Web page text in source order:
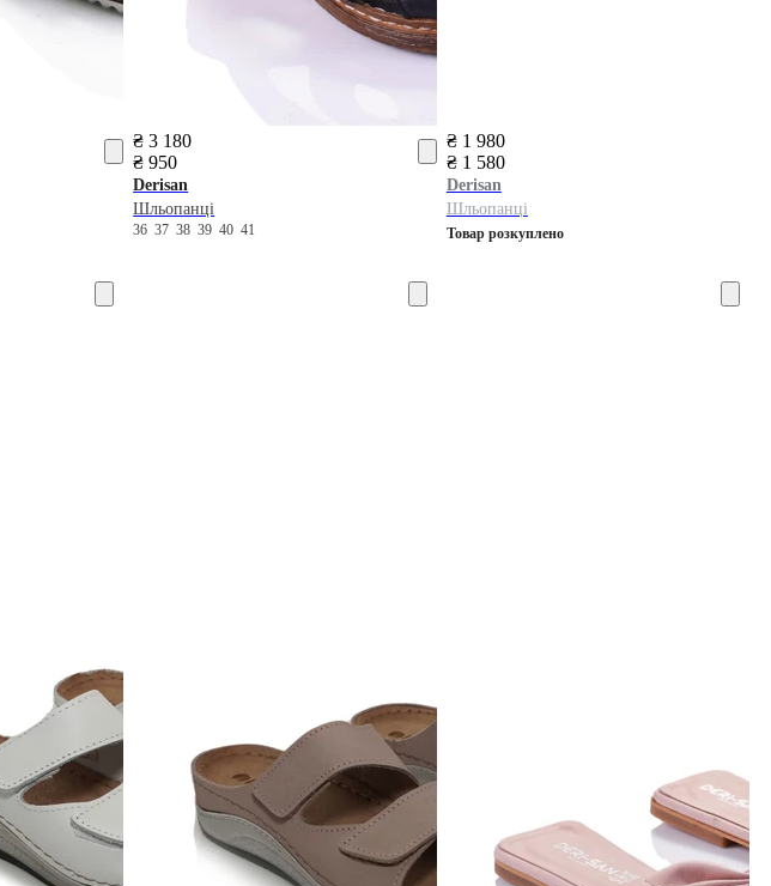
₴ 3 180
₴ 950
Derisan
Шльопанці
363738394041
₴ 1 980
₴ 1 580
Derisan
Шльопанці
Товар розкуплено